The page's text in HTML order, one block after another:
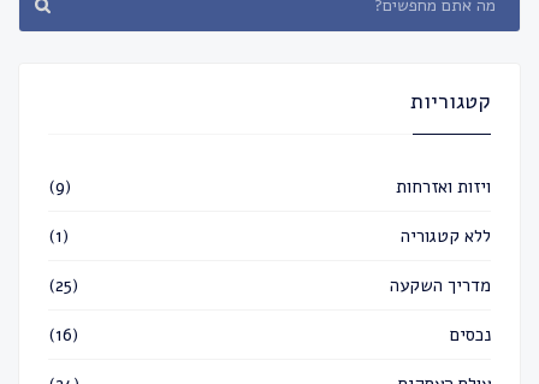
קטגוריות
ויזות ואזרחות (9)
ללא קטגוריה (1)
מדריך השקעה (25)
נכסים (16)